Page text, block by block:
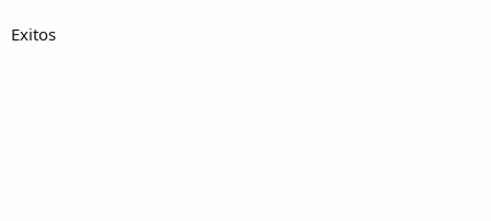
Exitos